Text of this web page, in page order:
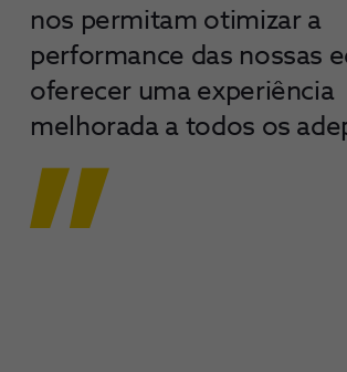
nos permitam otimizar a
performance das nossas
oferecer uma experiência
melhorada a todos os